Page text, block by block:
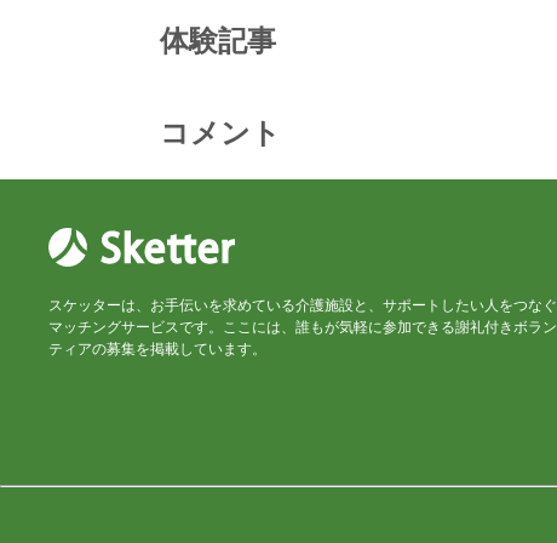
体験記事
コメント
スケッターは、お手伝いを求めている介護施設と、サポートしたい人をつなぐ
マッチングサービスです。ここには、誰もが気軽に参加できる謝礼付きボラン
ティアの募集を掲載しています。